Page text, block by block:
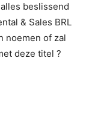
beslissend
& Sales BRL
noemen of zal
deze titel ?